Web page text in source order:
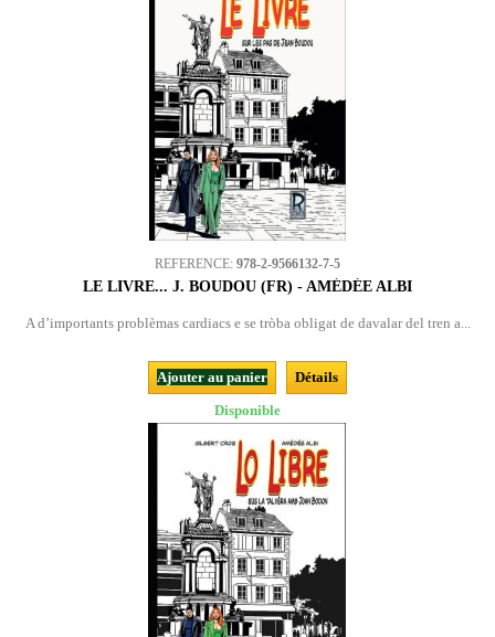
REFERENCE: 978-2-9566132-7-5
LE LIVRE... J. BOUDOU (FR) - AMÉDÉE ALBI
A d’importants problèmas cardiacs e se tròba obligat de davalar del tren a...
Ajouter au panier
Détails
Disponible